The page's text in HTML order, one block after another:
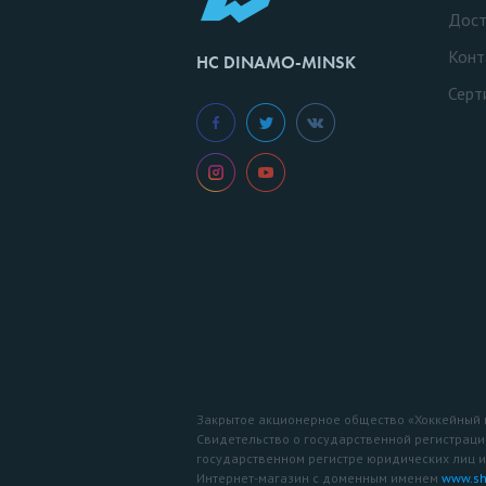
HC DINAMO-MINSK
Закрытое акционерное общество
Свидетельство о государственной
государственном регистре юридических
Интернет-магазин с доменным именем